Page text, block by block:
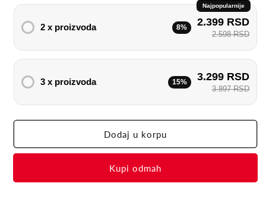
Najpopularnije
2 x proizvoda 8% 2.399 RSD
2.598 RSD
3 x proizvoda 15% 3.299 RSD
3.897 RSD
Dodaj u korpu
Buy it now